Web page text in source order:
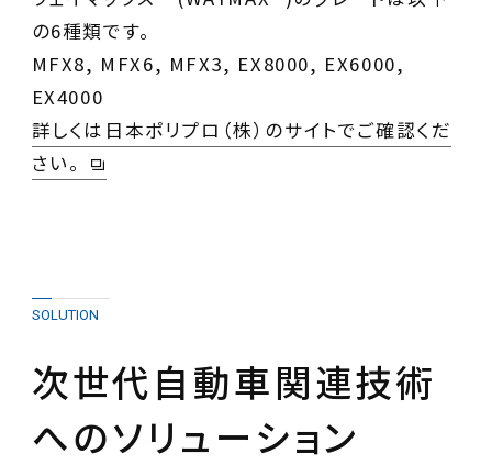
の6種類です。
MFX8, MFX6, MFX3, EX8000, EX6000,
詳しくは日本ポリプロ（株）のサイトでご確認くだ
さい。
SOLUTION
次世代自動車関連技術
へのソリューション